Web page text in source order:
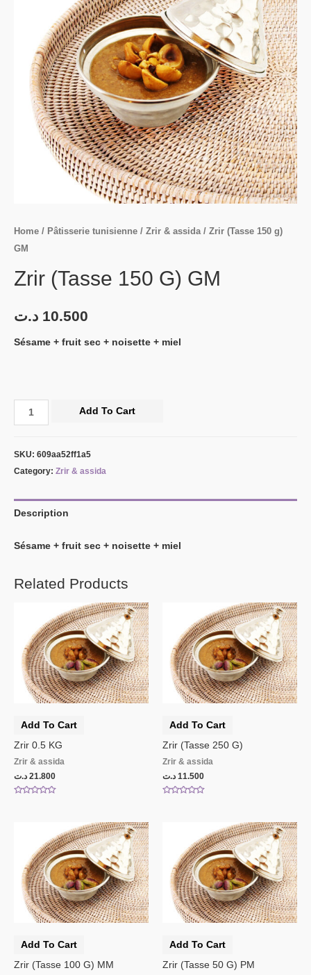
Home / Pâtisserie tunisienne / Zrir & assida / Zrir (Tasse 150 g)
GM
Zrir (Tasse 150 G) GM
10.500 د.ت
Sésame + fruit sec + noisette + miel
Add To Cart
SKU: 609aa52ff1a5
Category: Zrir & assida
Description
Sésame + fruit sec + noisette + miel
Related Products
Add To Cart
Zrir 0.5 KG
Zrir & assida
21.800 د.ت
Add To Cart
Zrir (Tasse 250 G)
Zrir & assida
11.500 د.ت
Add To Cart
Zrir (Tasse 100 G) MM
Add To Cart
Zrir (Tasse 50 G) PM